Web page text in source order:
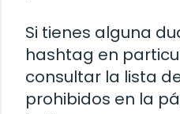
Si tienes alguna
hashtag en
consultar la lista
prohibidos en la